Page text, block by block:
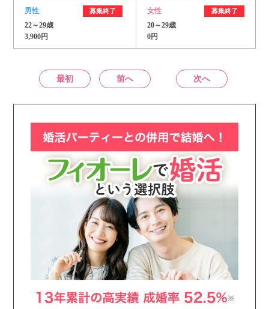
男性 募集終了
22～29歳
3,900円
女性 募集終了
20～29歳
0円
最初 前へ 次へ